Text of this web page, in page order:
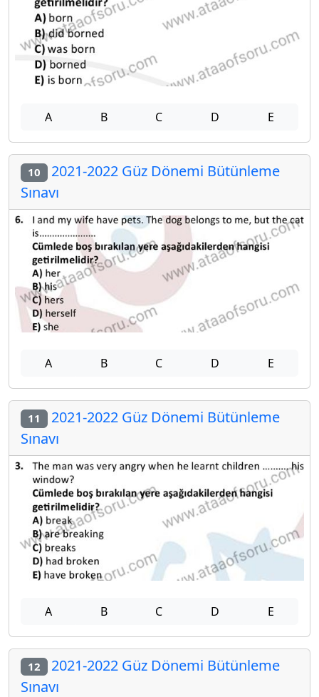
A B C D E
10 2021-2022 Güz Dönemi Bütünleme
Sınavı
A B C D E
11 2021-2022 Güz Dönemi Bütünleme
Sınavı
A B C D E
12 2021-2022 Güz Dönemi Bütünleme
Sınavı